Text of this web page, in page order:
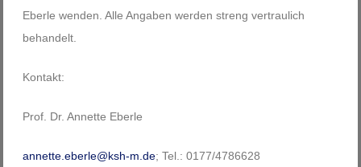
Eberle wenden. Alle Angaben werden streng vertraulich
behandelt.
Kontakt:
Prof. Dr. Annette Eberle
annette.eberle@ksh-m.de; Tel.: 0177/4786628